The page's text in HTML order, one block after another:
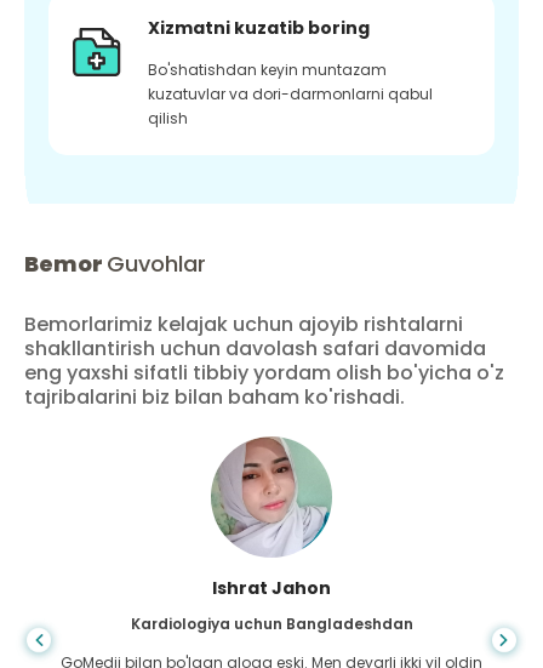
Xizmatni kuzatib boring
Bo'shatishdan keyin muntazam
kuzatuvlar va dori-darmonlarni qabul
qilish
Bemor Guvohlar
Bemorlarimiz kelajak uchun ajoyib rishtalarni
shakllantirish uchun davolash safari davomida
eng yaxshi sifatli tibbiy yordam olish bo'yicha o'z
tajribalarini biz bilan baham ko'rishadi.
Ishrat Jahon
Kardiologiya uchun Bangladeshdan
GoMedii bilan bo'lgan aloqa eski. Men deyarli ikki yil oldin